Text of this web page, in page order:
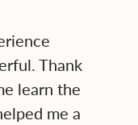
Thank
learn the
me a